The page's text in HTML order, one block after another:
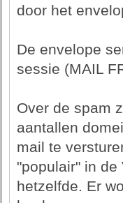
door het
De envelope
sessie (MAIL
Over de spam
aantallen
mail te
"populair" in
hetzelfde. Er